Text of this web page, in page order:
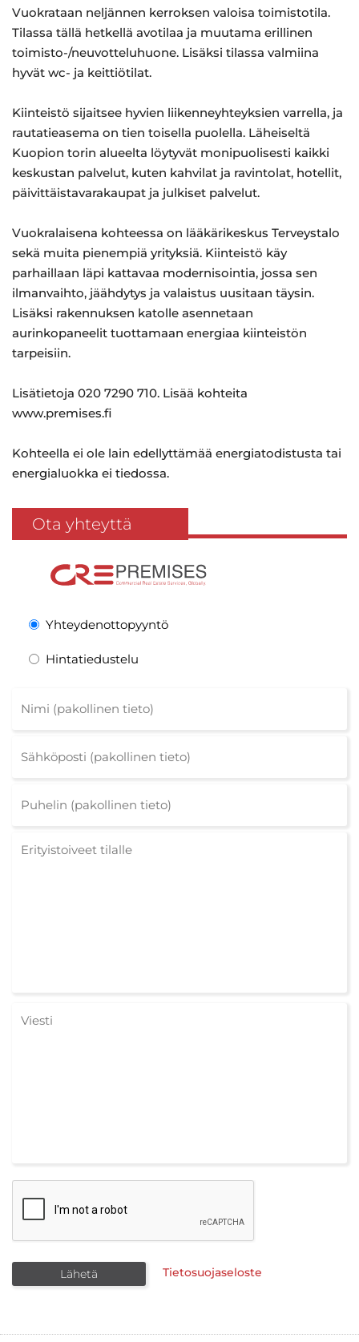
Vuokrataan neljännen kerroksen valoisa toimistotila.
Tilassa tällä hetkellä avotilaa ja muutama erillinen
toimisto-/neuvotteluhuone. Lisäksi tilassa valmiina
hyvät wc- ja keittiötilat.
Kiinteistö sijaitsee hyvien liikenneyhteyksien varrella, ja
rautatieasema on tien toisella puolella. Läheiseltä
Kuopion torin alueelta löytyvät monipuolisesti kaikki
keskustan palvelut, kuten kahvilat ja ravintolat, hotellit,
päivittäistavarakaupat ja julkiset palvelut.
Vuokralaisena kohteessa on lääkärikeskus Terveystalo
sekä muita pienempiä yrityksiä. Kiinteistö käy
parhaillaan läpi kattavaa modernisointia, jossa sen
ilmanvaihto, jäähdytys ja valaistus uusitaan täysin.
Lisäksi rakennuksen katolle asennetaan
aurinkopaneelit tuottamaan energiaa kiinteistön
tarpeisiin.
Lisätietoja 020 7290 710. Lisää kohteita
www.premises.fi
Kohteella ei ole lain edellyttämää energiatodistusta tai
energialuokka ei tiedossa.
Ota yhteyttä
Yhteydenottopyyntö
Hintatiedustelu
Tietosuojaseloste